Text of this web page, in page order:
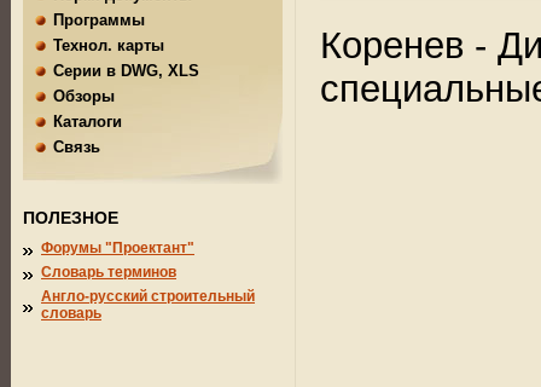
Коренев -
Программы
Технол. карты
Серии в DWG, XLS
Обзоры
Каталоги
Связь
ПОЛЕЗНОЕ
Форумы "Проектант"
Словарь терминов
Англо-русский строительный
словарь